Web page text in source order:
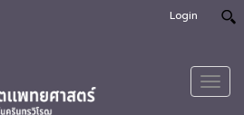
Login